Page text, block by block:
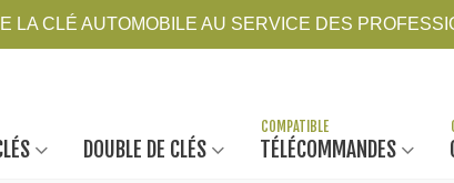
LA CLÉ AUTOMOBILE AU SERVICE DES
DOUBLE DE CLÉS TÉLÉCOMMANDES